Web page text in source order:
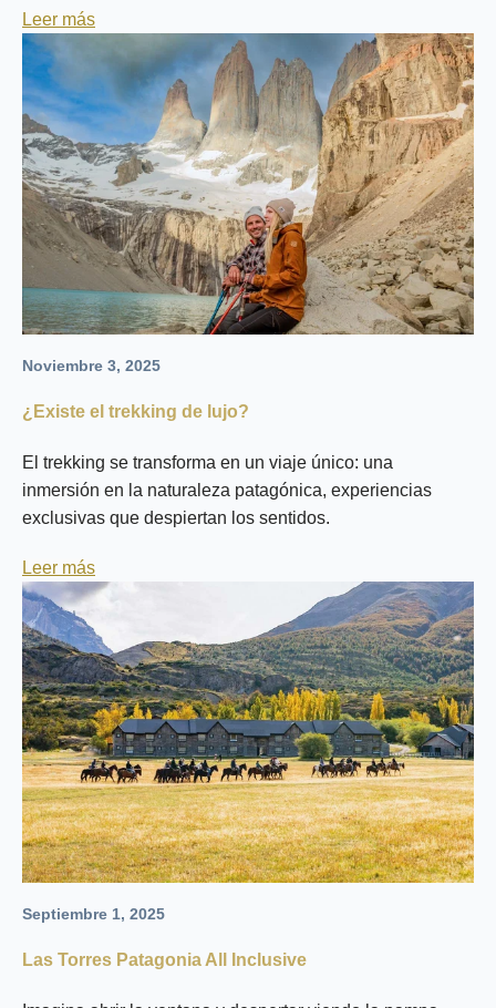
Leer más
Noviembre 3, 2025
¿Existe el trekking de lujo?
El trekking se transforma en un viaje único: una
inmersión en la naturaleza patagónica, experiencias
exclusivas que despiertan los sentidos.
Leer más
Septiembre 1, 2025
Las Torres Patagonia All Inclusive